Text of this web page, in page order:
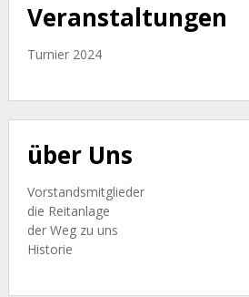
Veranstaltungen
Turnier 2024
über Uns
Vorstandsmitglieder
die Reitanlage
der Weg zu uns
Historie